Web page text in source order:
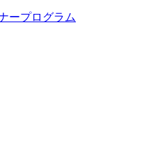
ープログラム